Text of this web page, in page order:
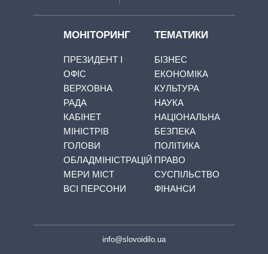
МОНІТОРИНГ
ПРЕЗИДЕНТ І
ОФІС
ВЕРХОВНА
РАДА
КАБІНЕТ
МІНІСТРІВ
ГОЛОВИ
ОБЛАДМІНІСТРАЦІЙ
МЕРИ МІСТ
ВСІ ПЕРСОНИ
ТЕМАТИКИ
БІЗНЕС
ЕКОНОМІКА
КУЛЬТУРА
НАУКА
НАЦІОНАЛЬНА
БЕЗПЕКА
ПОЛІТИКА
ПРАВО
СУСПІЛЬСТВО
ФІНАНСИ
info@slovoidilo.ua